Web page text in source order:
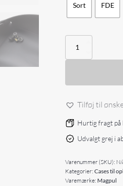
Sort FDE
Magpul
Magnetic
Tilføj til
Hurtig fragt på
Udvalgt grej i
Varenummer (SKU):
Kategorier:Cases til
Varemærke: Magpul